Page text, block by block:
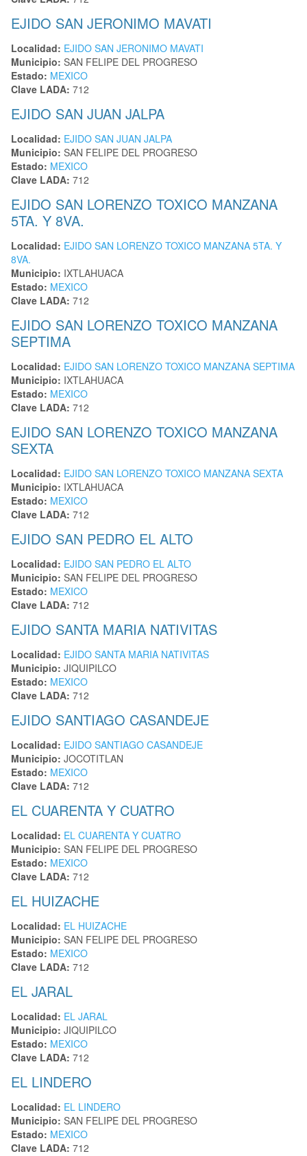
EJIDO SAN JERONIMO MAVATI
Localidad: EJIDO SAN JERONIMO MAVATI
Municipio: SAN FELIPE DEL PROGRESO
Estado: MEXICO
Clave LADA: 712
EJIDO SAN JUAN JALPA
Localidad: EJIDO SAN JUAN JALPA
Municipio: SAN FELIPE DEL PROGRESO
Estado: MEXICO
Clave LADA: 712
EJIDO SAN LORENZO TOXICO MANZANA
5TA. Y 8VA.
Localidad: EJIDO SAN LORENZO TOXICO MANZANA 5TA. Y
8VA.
Municipio: IXTLAHUACA
Estado: MEXICO
Clave LADA: 712
EJIDO SAN LORENZO TOXICO MANZANA
SEPTIMA
Localidad: EJIDO SAN LORENZO TOXICO MANZANA SEPTIMA
Municipio: IXTLAHUACA
Estado: MEXICO
Clave LADA: 712
EJIDO SAN LORENZO TOXICO MANZANA
SEXTA
Localidad: EJIDO SAN LORENZO TOXICO MANZANA SEXTA
Municipio: IXTLAHUACA
Estado: MEXICO
Clave LADA: 712
EJIDO SAN PEDRO EL ALTO
Localidad: EJIDO SAN PEDRO EL ALTO
Municipio: SAN FELIPE DEL PROGRESO
Estado: MEXICO
Clave LADA: 712
EJIDO SANTA MARIA NATIVITAS
Localidad: EJIDO SANTA MARIA NATIVITAS
Municipio: JIQUIPILCO
Estado: MEXICO
Clave LADA: 712
EJIDO SANTIAGO CASANDEJE
Localidad: EJIDO SANTIAGO CASANDEJE
Municipio: JOCOTITLAN
Estado: MEXICO
Clave LADA: 712
EL CUARENTA Y CUATRO
Localidad: EL CUARENTA Y CUATRO
Municipio: SAN FELIPE DEL PROGRESO
Estado: MEXICO
Clave LADA: 712
EL HUIZACHE
Localidad: EL HUIZACHE
Municipio: SAN FELIPE DEL PROGRESO
Estado: MEXICO
Clave LADA: 712
EL JARAL
Localidad: EL JARAL
Municipio: JIQUIPILCO
Estado: MEXICO
Clave LADA: 712
EL LINDERO
Localidad: EL LINDERO
Municipio: SAN FELIPE DEL PROGRESO
Estado: MEXICO
Clave LADA: 712